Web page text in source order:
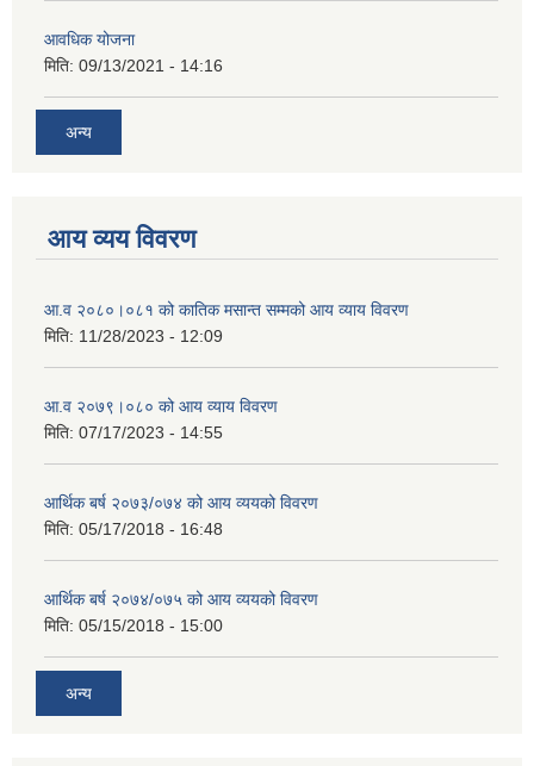
आवधिक योजना
मिति: 09/13/2021 - 14:16
अन्य
आय व्यय विवरण
आ.व २०८०।०८१ को कातिक मसान्त सम्मको आय व्याय विवरण
मिति: 11/28/2023 - 12:09
आ.व २०७९।०८० को आय व्याय विवरण
मिति: 07/17/2023 - 14:55
आर्थिक बर्ष २०७३/०७४ को आय व्ययको विवरण
मिति: 05/17/2018 - 16:48
आर्थिक बर्ष २०७४/०७५ को आय व्ययको विवरण
मिति: 05/15/2018 - 15:00
अन्य